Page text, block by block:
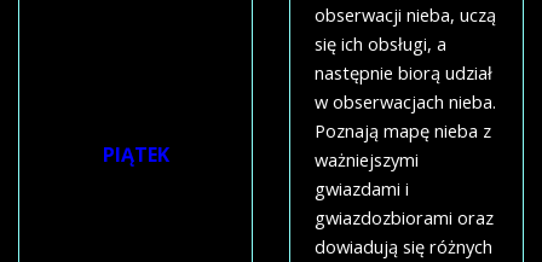
PIĄTEK
obserwacji nieba, uczą
się ich obsługi, a
następnie biorą udział
w obserwacjach nieba.
Poznają mapę nieba z
ważniejszymi
gwiazdami i
gwiazdozbiorami oraz
dowiadują się różnych